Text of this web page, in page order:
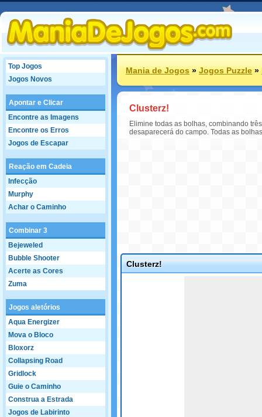
Top Jogos
Jogos Novos
Apontar e Clicar
Encontre as Imagens
Encontre os Erros
Jogos de Escapar
Reação em Cadeia
Infecção
Murphy
Achar o Caminho
Combinar 3
Bejeweled
Bubble Shooter
Acerte as Cores
Zuma
Jogos aletórios
Aqua Energizer
Mova o Bloco
Bloxorz
Collapsing Road
Gridlock
Guie o Caminho
Construa a Estrada
Jogos de Labirinto
Mania de Jogos»Jogos Puzzle»
Clusterz!
Elimine todas as bolhas, combinando
desaparecerá do campo. Todas as
Clusterz!